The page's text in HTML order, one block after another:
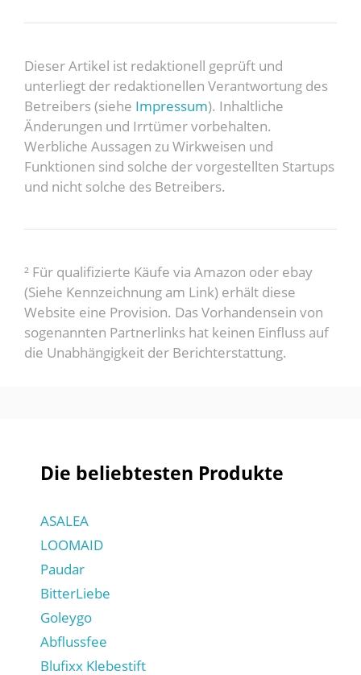
Dieser Artikel ist redaktionell geprüft und
unterliegt der redaktionellen Verantwortung des
Betreibers (siehe Impressum). Inhaltliche
Änderungen und Irrtümer vorbehalten.
Werbliche Aussagen zu Wirkweisen und
Funktionen sind solche der vorgestellten Startups
und nicht solche des Betreibers.
² Für qualifizierte Käufe via Amazon oder ebay
(Siehe Kennzeichnung am Link) erhält diese
Website eine Provision. Das Vorhandensein von
sogenannten Partnerlinks hat keinen Einfluss auf
die Unabhängigkeit der Berichterstattung.
Die beliebtesten Produkte
ASALEA
LOOMAID
Paudar
BitterLiebe
Goleygo
Abflussfee
Blufixx Klebestift